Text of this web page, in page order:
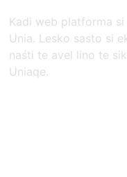
Kadi web platforma
Unia. Lesko sasto si
naśti te avel lino te
Uniaqe.